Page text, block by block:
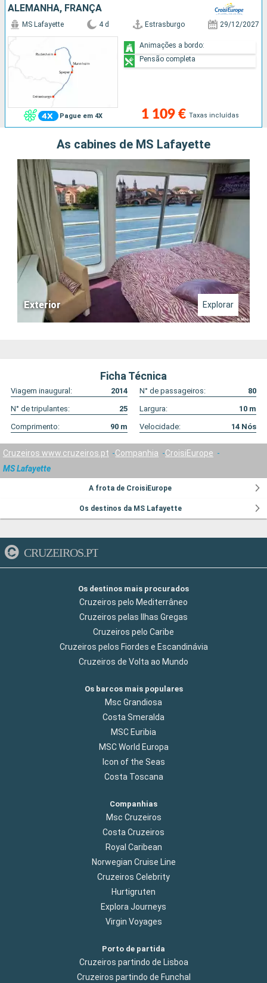
ALEMANHA, FRANÇA
Pague em 4X
MS Lafayette 4 d Estrasburgo 29/12/2027
1 109 € Taxas incluídas
Animações a bordo:
Pensão completa
As cabines de MS Lafayette
Exterior Explorar
Ficha Técnica
Viagem inaugural: 2014 N° de passageiros:
80
N° de tripulantes:
25 Largura: 10 m
Comprimento:
90 m Velocidade: 14 Nós
Cruzeiros www.cruzeiros.pt Companhia
CroisiEurope
MS Lafayette
A frota de CroisiEurope
Os destinos da MS Lafayette
CRUZEIROS.PT
Os destinos mais procurados
Cruzeiros pelo Mediterrâneo
Cruzeiros pelas Ilhas Gregas
Cruzeiros pelo Caribe
Cruzeiros pelos Fiordes e Escandinávia
Cruzeiros de Volta ao Mundo
Os barcos mais populares
Msc Grandiosa
Costa Smeralda
MSC Euribia
MSC World Europa
Icon of the Seas
Costa Toscana
Companhias
Msc Cruzeiros
Costa Cruzeiros
Royal Caribean
Norwegian Cruise Line
Cruzeiros Celebrity
Hurtigruten
Explora Journeys
Virgin Voyages
Porto de partida
Cruzeiros partindo de Lisboa
Cruzeiros partindo de Funchal